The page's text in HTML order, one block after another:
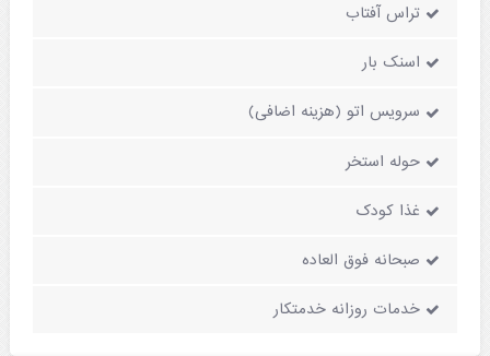
تراس آفتاب
اسنک بار
سرویس اتو (هزینه اضافی)
حوله استخر
غذا کودک
صبحانه فوق العاده
خدمات روزانه خدمتکار